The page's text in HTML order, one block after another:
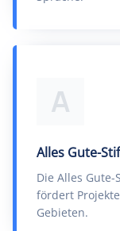
A
Alles Gute-
Die Alles
fördert
Gebieten.